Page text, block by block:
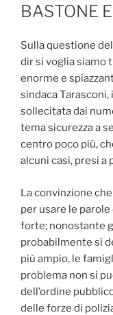
BASTONE
Sulla questione
dir si voglia siamo
enorme e
sindaca
sollecitata dai
tema sicurezza a
centro poco più,
alcuni casi, presi a
La convinzione
per usare le
forte; nonostante
probabilmente si
più ampio, le
problema non si
dell’ordine
delle forze di